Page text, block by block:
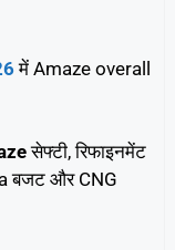
में Amaze overall
सेफ्टी, रिफाइनमेंट
बजट और CNG